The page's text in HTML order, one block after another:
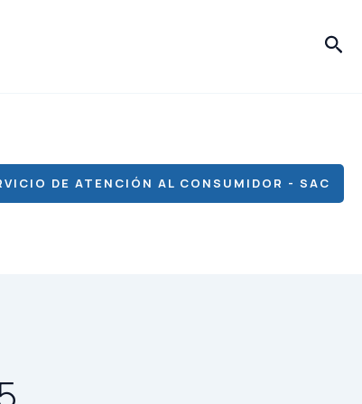
DE ATENCIÓN AL CONSUMIDOR - SAC